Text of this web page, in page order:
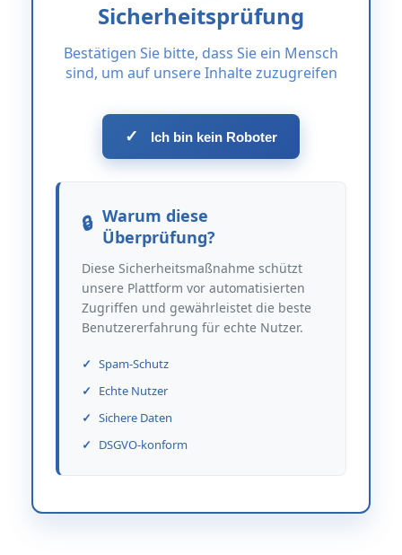
Sicherheitsprüfung
Bestätigen Sie bitte, dass Sie ein Mensch
sind, um auf unsere Inhalte zuzugreifen
✓ Ich bin kein Roboter
Warum diese
Überprüfung?
Diese Sicherheitsmaßnahme schützt
unsere Plattform vor automatisierten
Zugriffen und gewährleistet die beste
Benutzererfahrung für echte Nutzer.
Spam-Schutz
Echte Nutzer
Sichere Daten
DSGVO-konform